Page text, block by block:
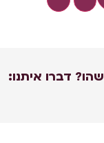
דברו איתנו: